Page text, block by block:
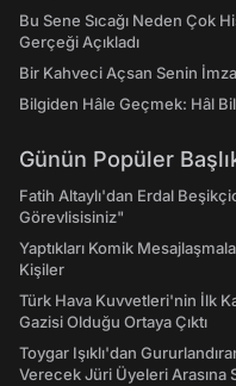
Bu Sene Sıcağı Neden Çok
Gerçeği Açıkladı
Bir Kahveci Açsan Senin
Bilgiden Hâle Geçmek: Hâl
Günün Popüler
Fatih Altaylı'dan Erdal
Görevlisisiniz"
Yaptıkları Komik
Kişiler
Türk Hava Kuvvetleri'nin İlk
Gazisi Olduğu Ortaya Çıktı
Toygar Işıklı'dan
Verecek Jüri Üyeleri Arasına